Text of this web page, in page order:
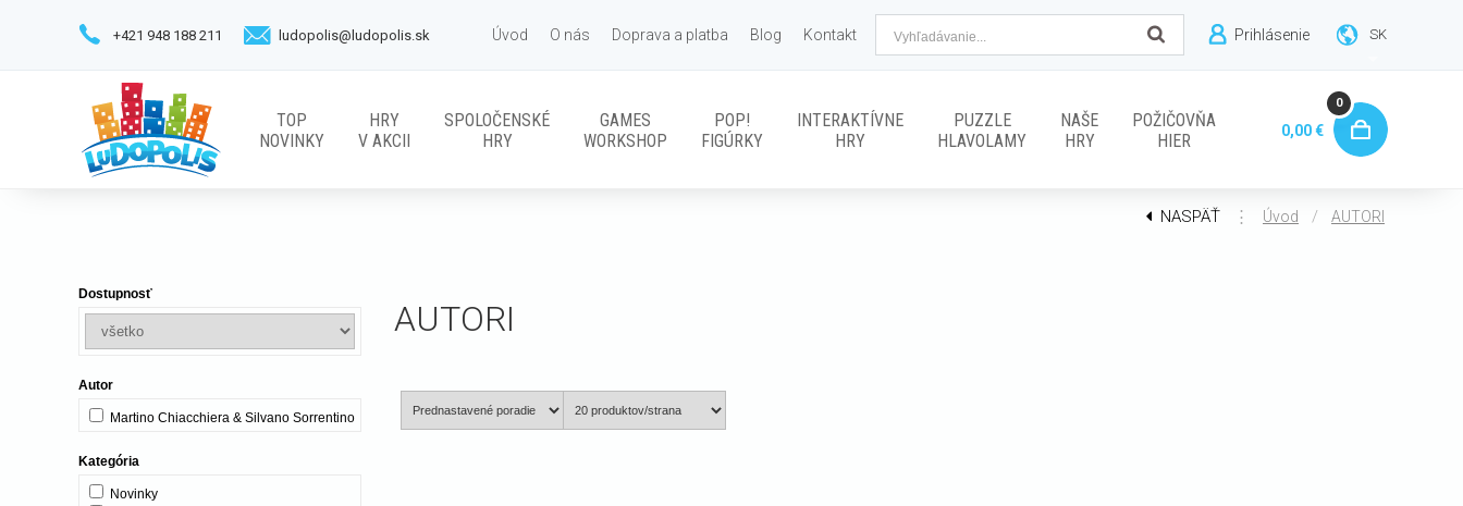
SK
Úvod O nás Doprava a platba Blog Kontakt
TOP
NOVINKY
HRY
V AKCII
SPOLOČENSKÉ
HRY
GAMES
WORKSHOP
POP!
FIGÚRKY
INTERAKTÍVNE
HRY
PUZZLE
HLAVOLAMY
NAŠE
HRY
POŽIČOVŇA
HIER
Prihlásenie
+421 948 188 211 ludopolis@ludopolis.sk
0,00 €
0
NASPÄŤ ⋮ Úvod / AUTORI
AUTORI
Dostupnosť
Autor
Martino Chiacchiera & Silvano Sorrentino
Kategória
Novinky